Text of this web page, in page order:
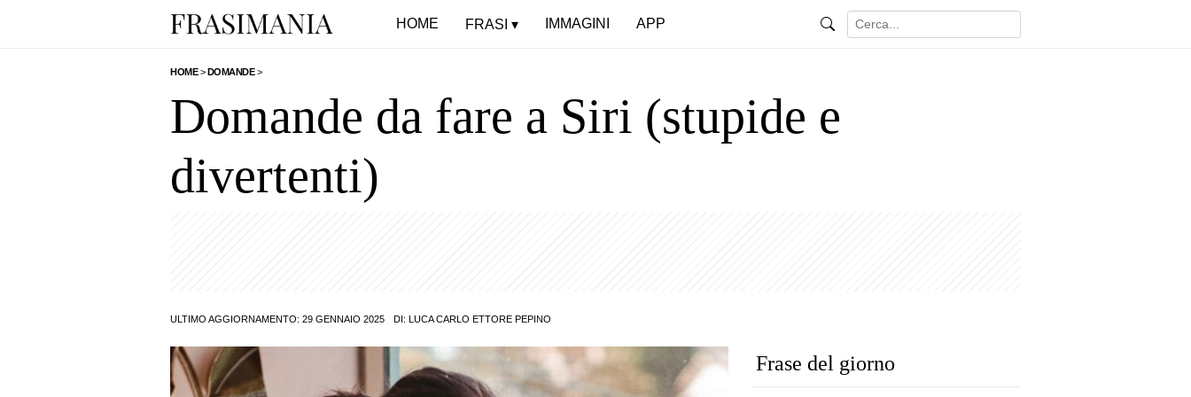
HOME FRASI IMMAGINI APP
HOME>DOMANDE>
Domande da fare a Siri (stupide e
divertenti)
ULTIMO AGGIORNAMENTO: 29 GENNAIO 2025 DI: LUCA CARLO ETTORE PEPINO
Frase del giorno